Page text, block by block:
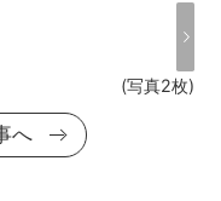
(写真2枚)
へ